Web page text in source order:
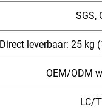
SGS,
Direct leverbaar: 25 kg
OEM/ODM
LC/